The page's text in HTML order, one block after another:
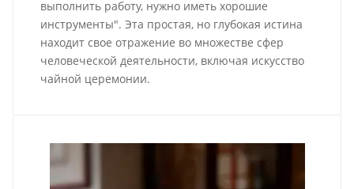
выполнить работу, нужно иметь хорошие
инструменты". Эта простая, но глубокая истина
находит свое отражение во множестве сфер
человеческой деятельности, включая искусство
чайной церемонии.